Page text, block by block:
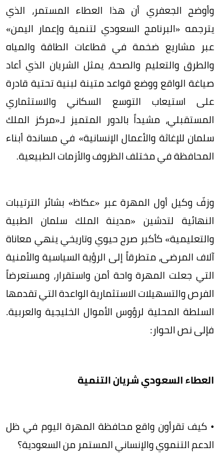
​وأوضح الجعفري أن هذا العطاء المستمر، الذي
يترجمه «البرنامج السعودي لتنمية وإعمار اليمن»
عبر مشاريع ضخمة في قطاعات الطاقة والمياه
والطرق والتعليم والصحة، يمثل الشريان الذي أعاد
صياغة الواقع ووضع قواعد متينة لبنية تحتية قادرة
على استيعاب التوسع السكاني والاستثماري
المستقبلي، مشيداً بالدور المتميز لـ«مركز الملك
سلمان للإغاثة والأعمال الإنسانية» في مساندة أبناء
المحافظة في مختلف الظروف والأزمات الطبيعية.
​وزفّ وكيل أول المهرة عبر «عكاظ» بشائر الترتيبات
النهائية لتدشين «مدينة الملك سلمان الطبية
والتعليمية» كأكبر صرح حيوي وتاريخي ينهي معاناة
آلاف المرضى، متطرقاً إلى الرؤية السياسية والأمنية
التي جعلت المهرة واحة أمن واستقرار، ومستعرضاً
الفرص والتسهيلات الاستثمارية الواعدة التي تقدمها
السلطة المحلية لرؤوس الأموال الخليجية والعربية.
فإلى نص الحوار:
​العطاء السعودي شريان التنمية
• ​كيف تقرأون واقع محافظة المهرة اليوم في ظل
الدعم التنموي والإنساني المستمر من السعودية؟